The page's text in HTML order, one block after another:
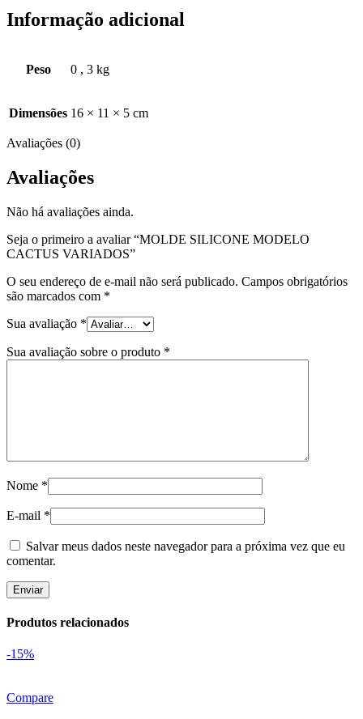
Informação adicional
Peso 0 , 3 kg
Dimensões 16 × 11 × 5 cm
Avaliações (0)
Avaliações
Não há avaliações ainda.
Seja o primeiro a avaliar “MOLDE SILICONE MODELO
CACTUS VARIADOS”
O seu endereço de e-mail não será publicado. Campos obrigatórios
são marcados com *
Sua avaliação *
Sua avaliação sobre o produto *
Nome *
E-mail *
Salvar meus dados neste navegador para a próxima vez que eu
comentar.
Produtos relacionados
-15%
Compare